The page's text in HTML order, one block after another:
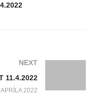
NEXT
11.4.2022
APRÍLA 2022